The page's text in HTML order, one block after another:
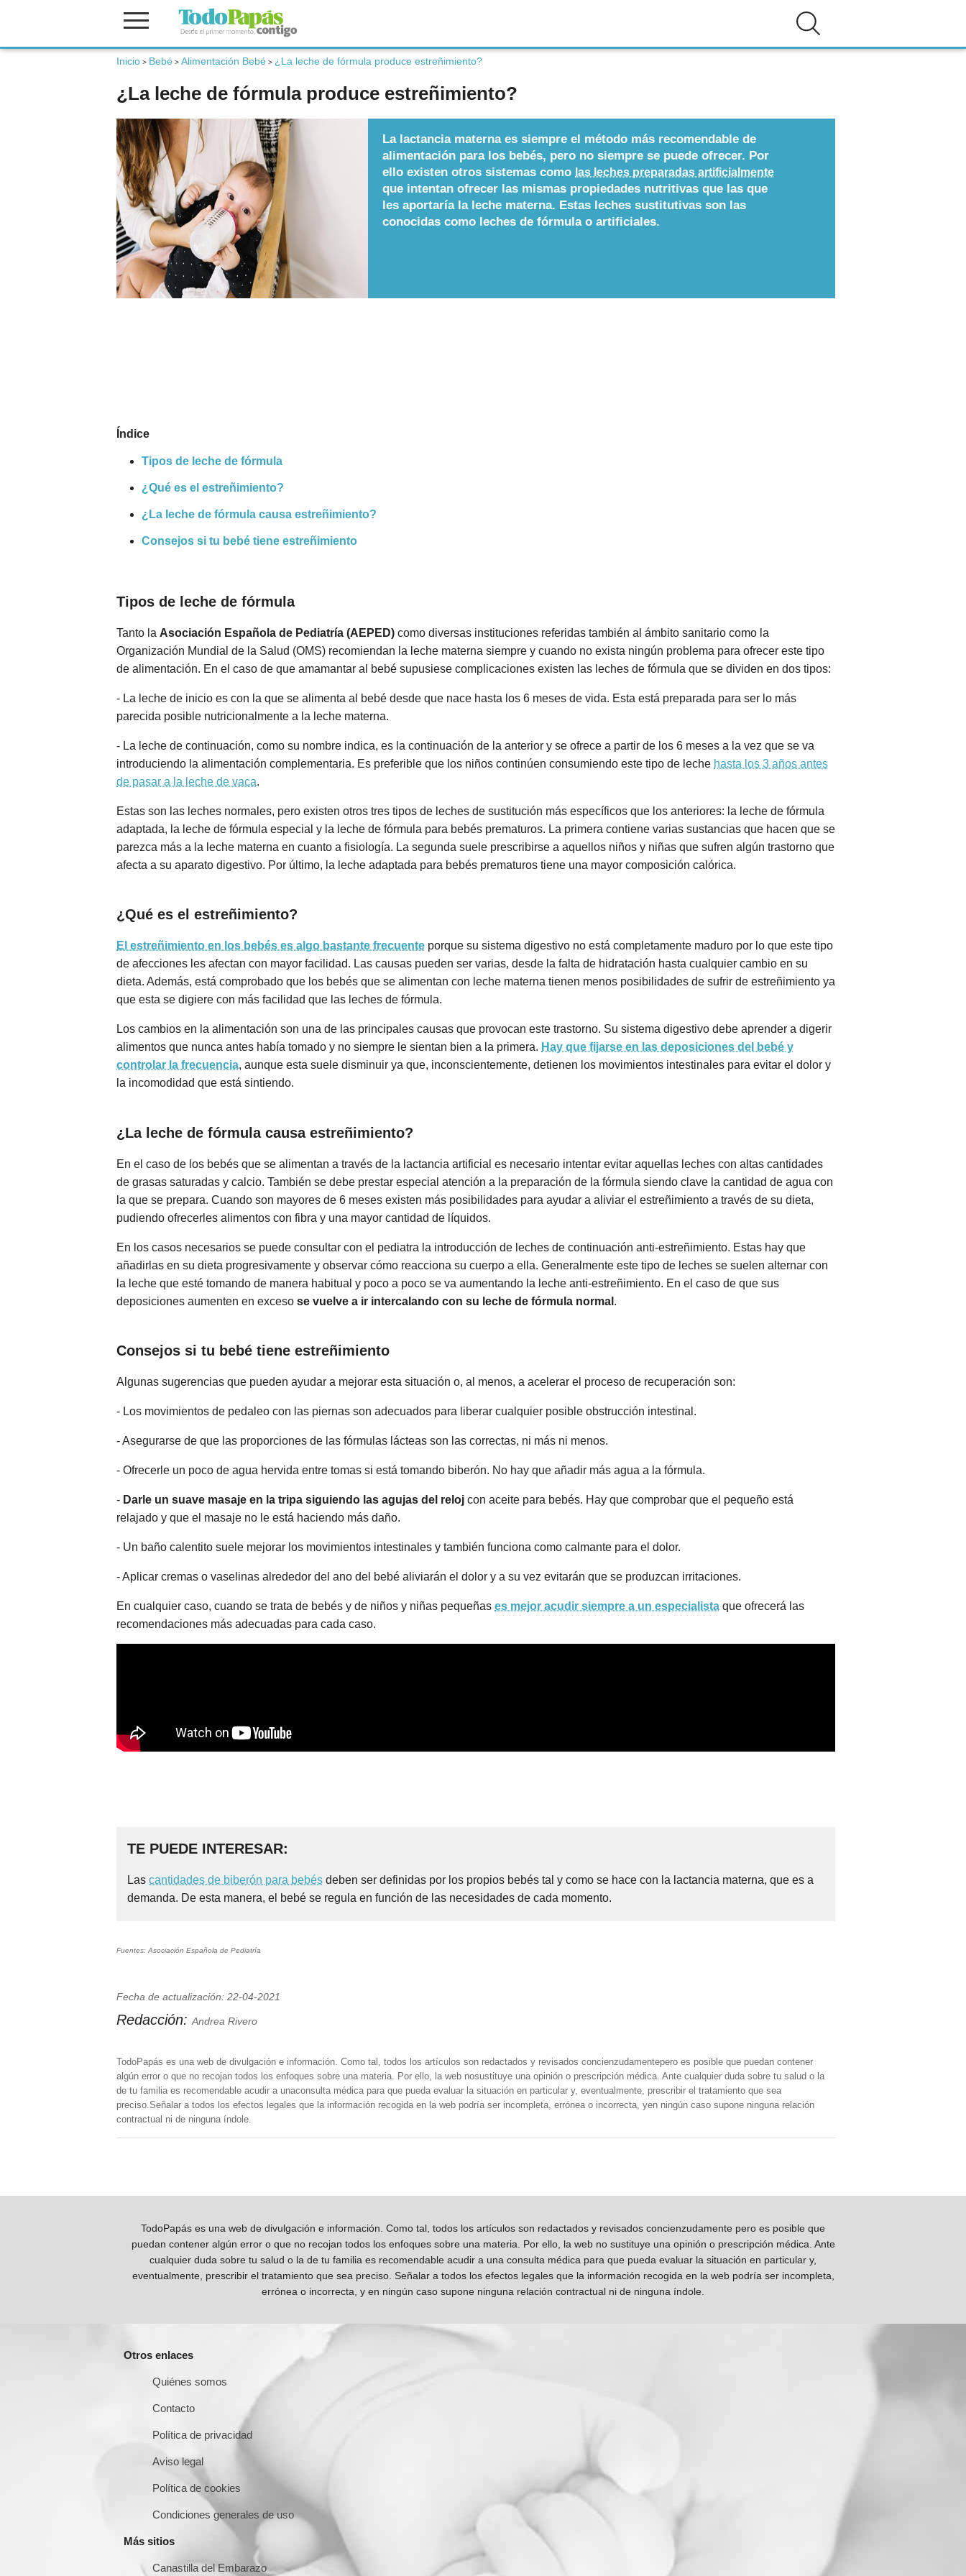
Inicio > Bebé > Alimentación Bebé > ¿La leche de fórmula produce estreñimiento?
¿La leche de fórmula produce estreñimiento?
La lactancia materna es siempre el método más recomendable de
alimentación para los bebés, pero no siempre se puede ofrecer. Por
ello existen otros sistemas como las leches preparadas artificialmente
que intentan ofrecer las mismas propiedades nutritivas que las que
les aportaría la leche materna. Estas leches sustitutivas son las
conocidas como leches de fórmula o artificiales.
Índice
Tipos de leche de fórmula
¿Qué es el estreñimiento?
¿La leche de fórmula causa estreñimiento?
Consejos si tu bebé tiene estreñimiento
Tipos de leche de fórmula
Tanto la Asociación Española de Pediatría (AEPED) como diversas instituciones referidas también al ámbito sanitario como la
Organización Mundial de la Salud (OMS) recomiendan la leche materna siempre y cuando no exista ningún problema para ofrecer este tipo
de alimentación. En el caso de que amamantar al bebé supusiese complicaciones existen las leches de fórmula que se dividen en dos tipos:
- La leche de inicio es con la que se alimenta al bebé desde que nace hasta los 6 meses de vida. Esta está preparada para ser lo más
parecida posible nutricionalmente a la leche materna.
- La leche de continuación, como su nombre indica, es la continuación de la anterior y se ofrece a partir de los 6 meses a la vez que se va
introduciendo la alimentación complementaria. Es preferible que los niños continúen consumiendo este tipo de leche hasta los 3 años antes
de pasar a la leche de vaca.
Estas son las leches normales, pero existen otros tres tipos de leches de sustitución más específicos que los anteriores: la leche de fórmula
adaptada, la leche de fórmula especial y la leche de fórmula para bebés prematuros. La primera contiene varias sustancias que hacen que se
parezca más a la leche materna en cuanto a fisiología. La segunda suele prescribirse a aquellos niños y niñas que sufren algún trastorno que
afecta a su aparato digestivo. Por último, la leche adaptada para bebés prematuros tiene una mayor composición calórica.
¿Qué es el estreñimiento?
El estreñimiento en los bebés es algo bastante frecuente porque su sistema digestivo no está completamente maduro por lo que este tipo
de afecciones les afectan con mayor facilidad. Las causas pueden ser varias, desde la falta de hidratación hasta cualquier cambio en su
dieta. Además, está comprobado que los bebés que se alimentan con leche materna tienen menos posibilidades de sufrir de estreñimiento ya
que esta se digiere con más facilidad que las leches de fórmula.
Los cambios en la alimentación son una de las principales causas que provocan este trastorno. Su sistema digestivo debe aprender a digerir
alimentos que nunca antes había tomado y no siempre le sientan bien a la primera. Hay que fijarse en las deposiciones del bebé y
controlar la frecuencia, aunque esta suele disminuir ya que, inconscientemente, detienen los movimientos intestinales para evitar el dolor y
la incomodidad que está sintiendo.
¿La leche de fórmula causa estreñimiento?
En el caso de los bebés que se alimentan a través de la lactancia artificial es necesario intentar evitar aquellas leches con altas cantidades
de grasas saturadas y calcio. También se debe prestar especial atención a la preparación de la fórmula siendo clave la cantidad de agua con
la que se prepara. Cuando son mayores de 6 meses existen más posibilidades para ayudar a aliviar el estreñimiento a través de su dieta,
pudiendo ofrecerles alimentos con fibra y una mayor cantidad de líquidos.
En los casos necesarios se puede consultar con el pediatra la introducción de leches de continuación anti-estreñimiento. Estas hay que
añadirlas en su dieta progresivamente y observar cómo reacciona su cuerpo a ella. Generalmente este tipo de leches se suelen alternar con
la leche que esté tomando de manera habitual y poco a poco se va aumentando la leche anti-estreñimiento. En el caso de que sus
deposiciones aumenten en exceso se vuelve a ir intercalando con su leche de fórmula normal .
Consejos si tu bebé tiene estreñimiento
Algunas sugerencias que pueden ayudar a mejorar esta situación o, al menos, a acelerar el proceso de recuperación son:
- Los movimientos de pedaleo con las piernas son adecuados para liberar cualquier posible obstrucción intestinal.
- Asegurarse de que las proporciones de las fórmulas lácteas son las correctas, ni más ni menos.
- Ofrecerle un poco de agua hervida entre tomas si está tomando biberón. No hay que añadir más agua a la fórmula.
- Darle un suave masaje en la tripa siguiendo las agujas del reloj con aceite para bebés. Hay que comprobar que el pequeño está
relajado y que el masaje no le está haciendo más daño.
- Un baño calentito suele mejorar los movimientos intestinales y también funciona como calmante para el dolor.
- Aplicar cremas o vaselinas alrededor del ano del bebé aliviarán el dolor y a su vez evitarán que se produzcan irritaciones.
En cualquier caso, cuando se trata de bebés y de niños y niñas pequeñas es mejor acudir siempre a un especialista que ofrecerá las
recomendaciones más adecuadas para cada caso.
TE PUEDE INTERESAR:
Las cantidades de biberón para bebés deben ser definidas por los propios bebés tal y como se hace con la lactancia materna, que es a
demanda. De esta manera, el bebé se regula en función de las necesidades de cada momento.
Fuentes: Asociación Española de Pediatría
Fecha de actualización: 22-04-2021
Redacción: Andrea Rivero
TodoPapás es una web de divulgación e información. Como tal, todos los artículos son redactados y revisados concienzudamentepero es posible que puedan contener
algún error o que no recojan todos los enfoques sobre una materia. Por ello, la web nosustituye una opinión o prescripción médica. Ante cualquier duda sobre tu salud o la
de tu familia es recomendable acudir a unaconsulta médica para que pueda evaluar la situación en particular y, eventualmente, prescribir el tratamiento que sea
preciso.Señalar a todos los efectos legales que la información recogida en la web podría ser incompleta, errónea o incorrecta, yen ningún caso supone ninguna relación
contractual ni de ninguna índole.
TodoPapás es una web de divulgación e información. Como tal, todos los artículos son redactados y revisados concienzudamente pero es posible que
puedan contener algún error o que no recojan todos los enfoques sobre una materia. Por ello, la web no sustituye una opinión o prescripción médica. Ante
cualquier duda sobre tu salud o la de tu familia es recomendable acudir a una consulta médica para que pueda evaluar la situación en particular y,
eventualmente, prescribir el tratamiento que sea preciso. Señalar a todos los efectos legales que la información recogida en la web podría ser incompleta,
errónea o incorrecta, y en ningún caso supone ninguna relación contractual ni de ninguna índole.
Otros enlaces
Quiénes somos
Contacto
Política de privacidad
Aviso legal
Política de cookies
Condiciones generales de uso
Más sitios
Canastilla del Embarazo